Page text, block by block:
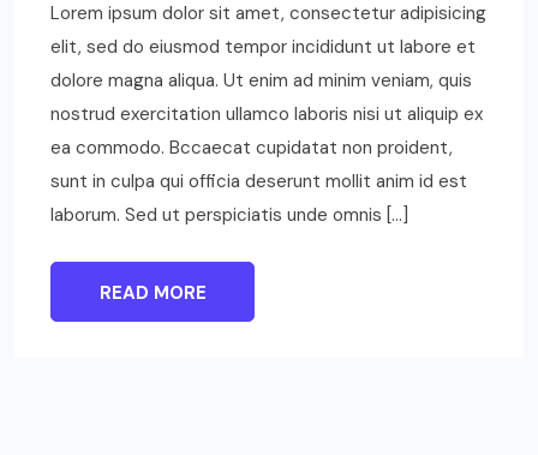
Lorem ipsum dolor sit amet, consectetur adipisicing
elit, sed do eiusmod tempor incididunt ut labore et
dolore magna aliqua. Ut enim ad minim veniam, quis
nostrud exercitation ullamco laboris nisi ut aliquip ex
ea commodo. Bccaecat cupidatat non proident,
sunt in culpa qui officia deserunt mollit anim id est
laborum. Sed ut perspiciatis unde omnis […]
READ MORE